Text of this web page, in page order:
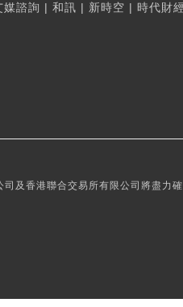
媒諮詢 | 和訊 | 新時空 | 時代財經
司及香港聯合交易所有限公司將盡力